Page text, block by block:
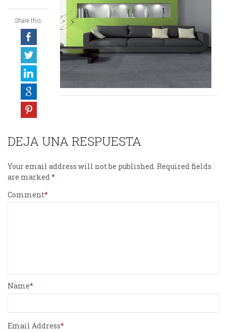
Share this:
DEJA UNA RESPUESTA
Your email address will not be published. Required fields
are marked
Comment
Name
Email Address